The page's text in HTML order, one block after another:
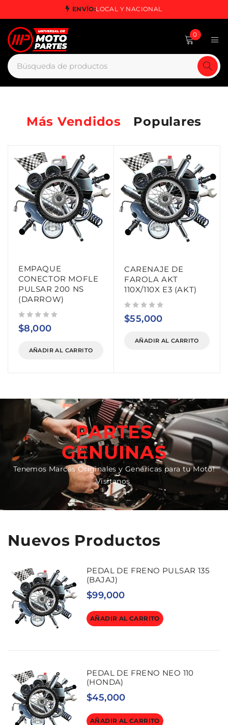
ENVÍO:LOCAL Y NACIONAL
0
Más Vendidos Populares
EMPAQUE
CONECTOR MOFLE
PULSAR 200 NS
(DARROW)
$8,000
AÑADIR AL CARRITO
CARENAJE DE
FAROLA AKT
110X/110X E3 (AKT)
$55,000
AÑADIR AL CARRITO
PARTES
GENUINAS
Tenemos Marcas Originales y Genéricas para tu Moto!
Visitanos
Nuevos Productos
PEDAL DE FRENO PULSAR 135
(BAJAJ)
$99,000
AÑADIR AL CARRITO
PEDAL DE FRENO NEO 110
(HONDA)
$45,000
AÑADIR AL CARRITO